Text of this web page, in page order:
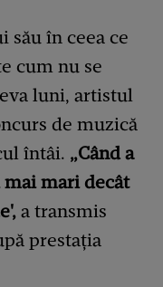
său în ceea ce
cum nu se
luni, artistul
de muzică
întâi. „Când a
mai mari decât
a transmis
prestația